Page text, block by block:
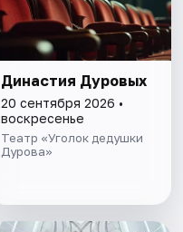
Династия Дуровых
20 сентября 2026 •
воскресенье
Театр «Уголок дедушки
Дурова»